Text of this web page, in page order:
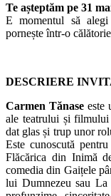
Te așteptăm pe 31
E momentul să
pornește într-o
DESCRIERE
Carmen Tănase este
ale teatrului și filmului
dat glas și trup unor
Este cunoscută
Flăcărica din Inimă
comedia din Gaițele
lui Dumnezeu sau La